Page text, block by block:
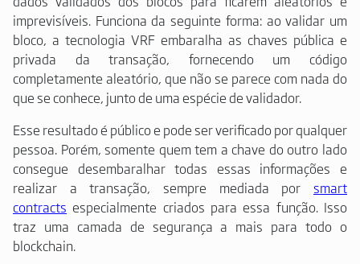
imprevisíveis. Funciona da seguinte forma: ao validar um
bloco, a tecnologia VRF embaralha as chaves pública e
privada da transação, fornecendo um código
completamente aleatório, que não se parece com nada do
que se conhece, junto de uma espécie de validador.
Esse resultado é público e pode ser verificado por qualquer
pessoa. Porém, somente quem tem a chave do outro lado
consegue desembaralhar todas essas informações e
realizar a transação, sempre mediada por smart
contracts especialmente criados para essa função. Isso
traz uma camada de segurança a mais para todo o
blockchain.